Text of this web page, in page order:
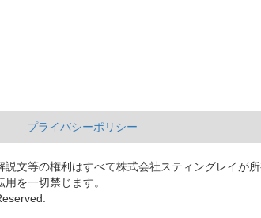
プライバシーポリシー
文等の権利はすべて株式会社スティングレイが所
を一切禁じます。